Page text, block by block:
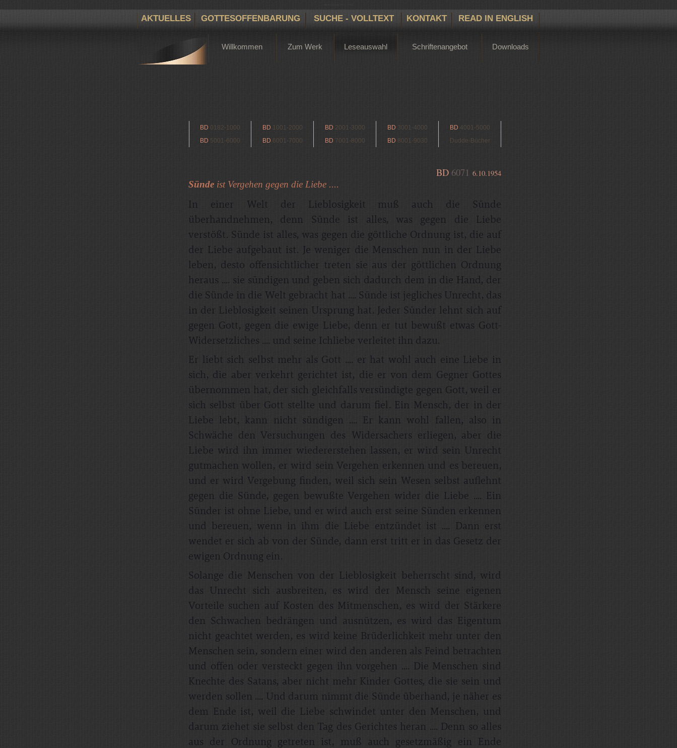
AKTUELLES GOTTESOFFENBARUNG SUCHE - VOLLTEXT KONTAKT READ IN ENGLISH
Willkommen Zum Werk Leseauswahl Schriftenangebot Downloads
BD 0182-1000 BD 1001-2000 BD 2001-3000 BD 3001-4000 BD 4001-5000
BD 5001-6000 BD 6001-7000 BD 7001-8000 BD 8001-9030 Dudde-Bücher
BD 6071 6.10.1954
Sünde ist Vergehen gegen die Liebe ....
In einer Welt der Lieblosigkeit muß auch die Sünde
überhandnehmen, denn Sünde ist alles, was gegen die Liebe
verstößt. Sünde ist alles, was gegen die göttliche Ordnung ist, die auf
der Liebe aufgebaut ist. Je weniger die Menschen nun in der Liebe
leben, desto offensichtlicher treten sie aus der göttlichen Ordnung
heraus .... sie sündigen und geben sich dadurch dem in die Hand, der
die Sünde in die Welt gebracht hat .... Sünde ist jegliches Unrecht, das
in der Lieblosigkeit seinen Ursprung hat. Jeder Sünder lehnt sich auf
gegen Gott, gegen die ewige Liebe, denn er tut bewußt etwas Gott-
Widersetzliches .... und seine Ichliebe verleitet ihn dazu.
Er liebt sich selbst mehr als Gott .... er hat wohl auch eine Liebe in
sich, die aber verkehrt gerichtet ist, die er von dem Gegner Gottes
übernommen hat, der sich gleichfalls versündigte gegen Gott, weil er
sich selbst über Gott stellte und darum fiel. Ein Mensch, der in der
Liebe lebt, kann nicht sündigen .... Er kann wohl fallen, also in
Schwäche den Versuchungen des Widersachers erliegen, aber die
Liebe wird ihn immer wiedererstehen lassen, er wird sein Unrecht
gutmachen wollen, er wird sein Vergehen erkennen und es bereuen,
und er wird Vergebung finden, weil sich sein Wesen selbst auflehnt
gegen die Sünde, gegen bewußte Vergehen wider die Liebe .... Ein
Sünder ist ohne Liebe, und er wird auch erst seine Sünden erkennen
und bereuen, wenn in ihm die Liebe entzündet ist .... Dann erst
wendet er sich ab von der Sünde, dann erst tritt er in das Gesetz der
ewigen Ordnung ein.
Solange die Menschen von der Lieblosigkeit beherrscht sind, wird
das Unrecht sich ausbreiten, es wird der Mensch seine eigenen
Vorteile suchen auf Kosten des Mitmenschen, es wird der Stärkere
den Schwachen bedrängen und ausnützen, es wird das Eigentum
nicht geachtet werden, es wird keine Brüderlichkeit mehr unter den
Menschen sein, sondern einer wird den anderen als Feind betrachten
und offen oder versteckt gegen ihn vorgehen .... Die Menschen sind
Knechte des Satans, aber nicht mehr Kinder Gottes, die sie sein und
werden sollen .... Und darum nimmt die Sünde überhand, je näher es
dem Ende ist, weil die Liebe schwindet unter den Menschen, und
darum ziehet sie selbst den Tag des Gerichtes heran .... Denn so alles
aus der Ordnung getreten ist, muß auch gesetzmäßig ein Ende